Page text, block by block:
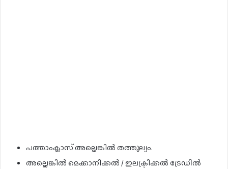
പത്താംക്ലാസ് അല്ലെങ്കിൽ തത്തുല്യം.
അല്ലെങ്കിൽ മെക്കാനിക്കൽ / ഇലക്ട്രിക്കൽ ട്രേഡിൽ